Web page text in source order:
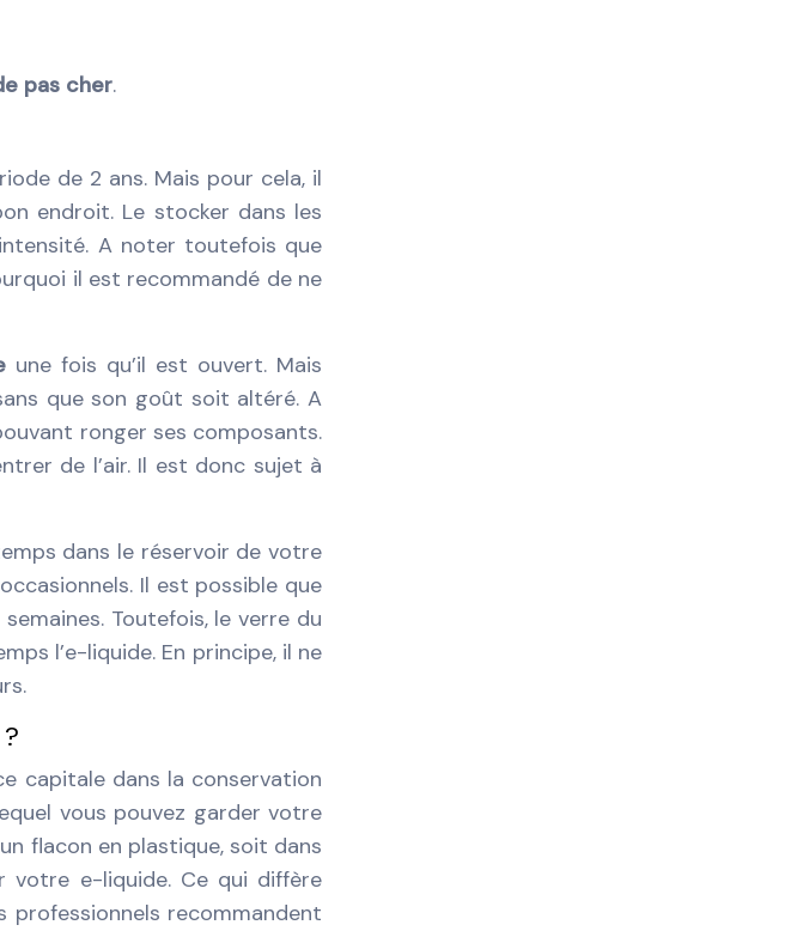
pas cher.
de 2 ans. Mais pour cela, il
endroit. Le stocker dans les
A noter toutefois que
il est recommandé de ne
une fois qu’il est ouvert. Mais
que son goût soit altéré. A
ronger ses composants.
de l’air. Il est donc sujet à
dans le réservoir de votre
Il est possible que
Toutefois, le verre du
l’e-liquide. En principe, il ne
capitale dans la conservation
vous pouvez garder votre
flacon en plastique, soit dans
votre e-liquide. Ce qui diffère
professionnels recommandent